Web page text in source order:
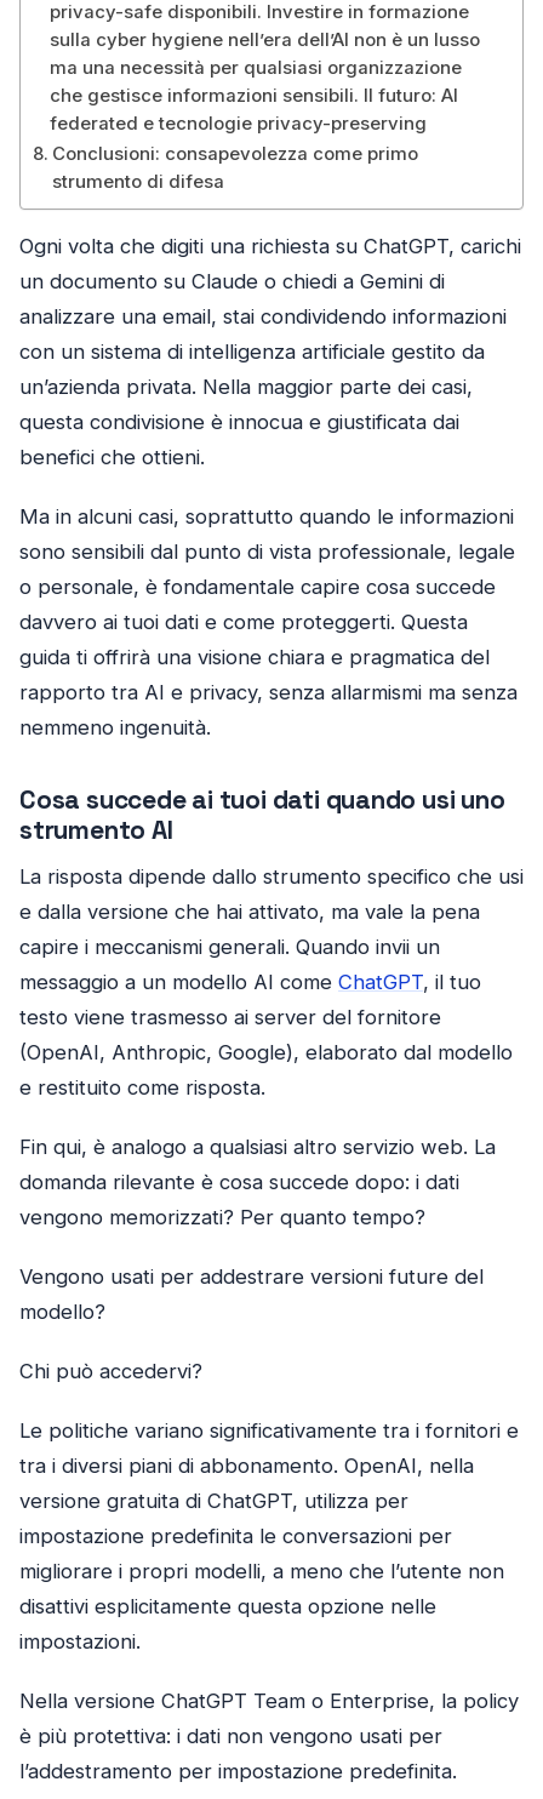
privacy-safe disponibili. Investire in formazione
sulla cyber hygiene nell’era dell’AI non è un lusso
ma una necessità per qualsiasi organizzazione
che gestisce informazioni sensibili. Il futuro: AI
federated e tecnologie privacy-preserving
Conclusioni: consapevolezza come primo
strumento di difesa
Ogni volta che digiti una richiesta su ChatGPT, carichi
un documento su Claude o chiedi a Gemini di
analizzare una email, stai condividendo informazioni
con un sistema di intelligenza artificiale gestito da
un’azienda privata. Nella maggior parte dei casi,
questa condivisione è innocua e giustificata dai
benefici che ottieni.
Ma in alcuni casi, soprattutto quando le informazioni
sono sensibili dal punto di vista professionale, legale
o personale, è fondamentale capire cosa succede
davvero ai tuoi dati e come proteggerti. Questa
guida ti offrirà una visione chiara e pragmatica del
rapporto tra AI e privacy, senza allarmismi ma senza
nemmeno ingenuità.
Cosa succede ai tuoi dati quando usi uno
strumento AI
La risposta dipende dallo strumento specifico che usi
e dalla versione che hai attivato, ma vale la pena
capire i meccanismi generali. Quando invii un
messaggio a un modello AI come ChatGPT, il tuo
testo viene trasmesso ai server del fornitore
(OpenAI, Anthropic, Google), elaborato dal modello
e restituito come risposta.
Fin qui, è analogo a qualsiasi altro servizio web. La
domanda rilevante è cosa succede dopo: i dati
vengono memorizzati? Per quanto tempo?
Vengono usati per addestrare versioni future del
modello?
Chi può accedervi?
Le politiche variano significativamente tra i fornitori e
tra i diversi piani di abbonamento. OpenAI, nella
versione gratuita di ChatGPT, utilizza per
impostazione predefinita le conversazioni per
migliorare i propri modelli, a meno che l’utente non
disattivi esplicitamente questa opzione nelle
impostazioni.
Nella versione ChatGPT Team o Enterprise, la policy
è più protettiva: i dati non vengono usati per
l’addestramento per impostazione predefinita.